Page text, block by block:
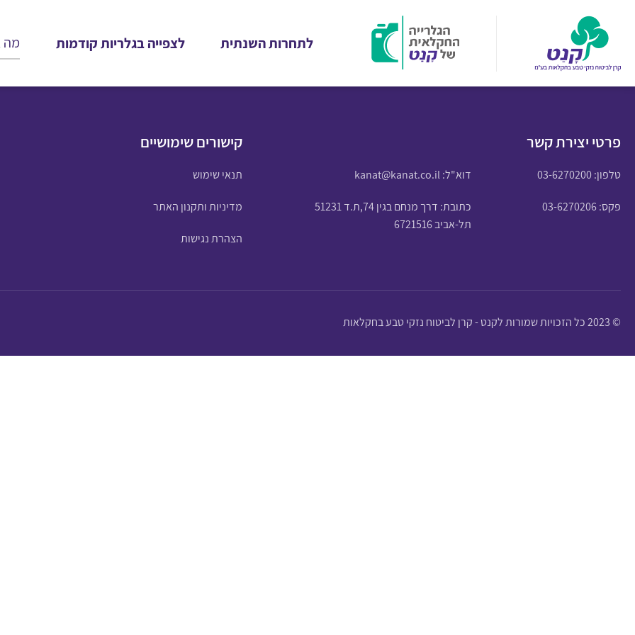
לתחרות השנתית לצפייה בגלריות קודמות
פרטי יצירת קשר
טלפון:03-6270200 דוא"ל:kanat@kanat.co.il
פקס: 03-6270206
כתובת: דרך מנחם בגין 74,ת.ד 51231
תל-אביב 6721516
קישורים שימושיים
תנאי שימוש
מדיניות ותקנון האתר
הצהרת נגישות
© 2023 כל הזכויות שמורות לקנט - קרן לביטוח נזקי טבע בחקלאות